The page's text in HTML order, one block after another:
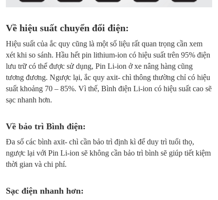
Về hiệu suất chuyển đổi điện:
Hiệu suất của ắc quy cũng là một số liệu rất quan trọng cần xem
xét khi so sánh. Hầu hết pin lithium-ion có hiệu suất trên 95% điện
lưu trữ có thể được sử dụng, Pin Li-ion ở xe nâng hàng cũng
tương đương. Ngược lại, ắc quy axit- chì thông thường chỉ có hiệu
suất khoảng 70 – 85%. Vì thế, Bình điện Li-ion có hiệu suất cao sẽ
sạc nhanh hơn.
Về bảo trì Bình điện:
Đa số các bình axit- chì cần bảo trì định kì để duy trì tuổi thọ,
ngược lại với Pin Li-ion sẽ không cần bảo trì bình sẽ giúp tiết kiệm
thời gian và chi phí.
Sạc điện nhanh hơn: